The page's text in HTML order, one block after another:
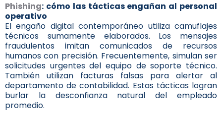
Phishing: cómo las tácticas engañan al personal
operativo
El engaño digital contemporáneo utiliza camuflajes
técnicos sumamente elaborados. Los mensajes
fraudulentos imitan comunicados de recursos
humanos con precisión. Frecuentemente, simulan ser
solicitudes urgentes del equipo de soporte técnico.
También utilizan facturas falsas para alertar al
departamento de contabilidad. Estas tácticas logran
burlar la desconfianza natural del empleado
promedio.